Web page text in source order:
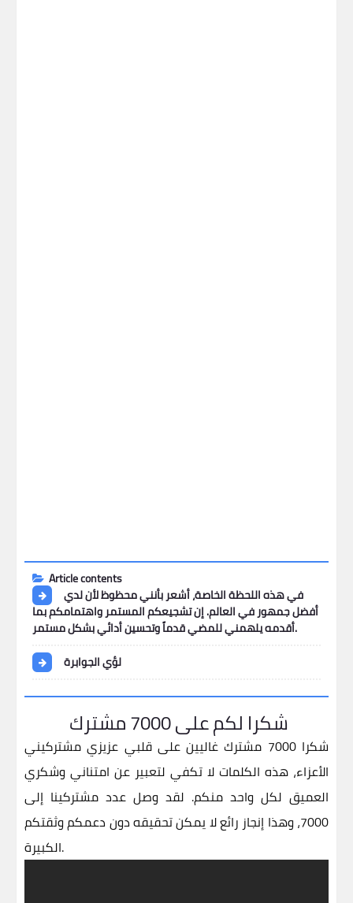
Article contents
في هذه اللحظة الخاصة، أشعر بأنني محظوظ لأن لدي
أفضل جمهور في العالم. إن تشجيعكم المستمر واهتمامكم بما
أقدمه يلهمني للمضي قدماً وتحسين أدائي بشكل مستمر.
لؤي الجوابرة
شكرا لكم على 7000 مشترك
شكرا 7000 مشترك غاليين على قلبي
عزيزي مشتركيني
الأعزاء، هذه الكلمات لا تكفي لتعبير عن امتناني وشكري
العميق لكل واحد منكم. لقد وصل عدد مشتركينا إلى
7000، وهذا إنجاز رائع لا يمكن تحقيقه دون دعمكم وثقتكم
الكبيرة.